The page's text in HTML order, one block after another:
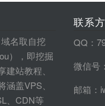
名取自挖
），即挖掘
站教程、
盖VPS、
、CDN等
联系
QQ：
微信号
邮箱：